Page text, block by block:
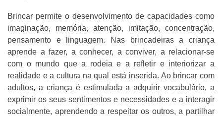
Brincar permite o desenvolvimento de capacidades como
imaginação, memória, atenção, imitação, concentração,
pensamento e linguagem. Nas brincadeiras a criança
aprende a fazer, a conhecer, a conviver, a relacionar-se
com o mundo que a rodeia e a refletir e interiorizar a
realidade e a cultura na qual está inserida. Ao brincar com
adultos, a criança é estimulada a adquirir vocabulário, a
exprimir os seus sentimentos e necessidades e a interagir
socialmente, aprendendo a respeitar os outros, a partilhar